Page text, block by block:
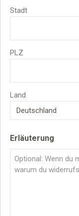
Stadt
PLZ
Land
Erläuterung